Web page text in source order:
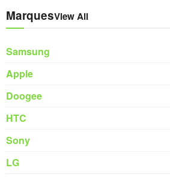
MarquesView All
Samsung
Apple
Doogee
HTC
Sony
LG